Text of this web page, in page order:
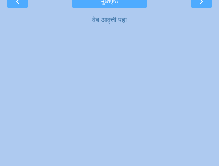
मुख्यपृष्ठ
वेब आवृत्ती पहा